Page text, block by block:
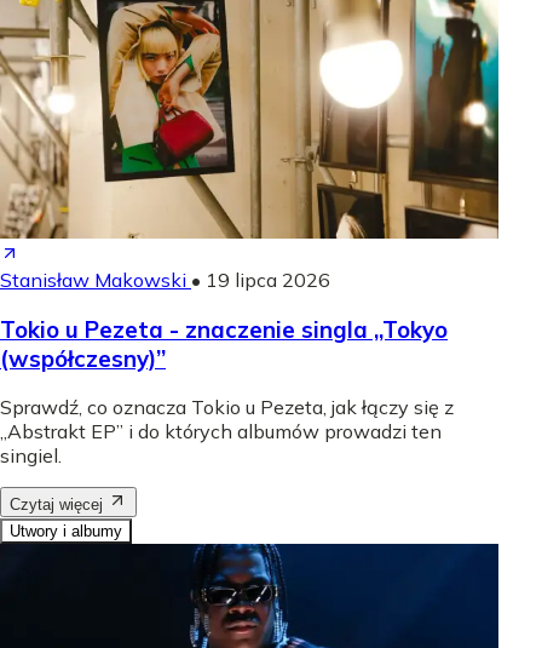
Stanisław Makowski • 19 lipca 2026
Tokio u Pezeta - znaczenie singla „Tokyo
(współczesny)”
Sprawdź, co oznacza Tokio u Pezeta, jak łączy się z
„Abstrakt EP” i do których albumów prowadzi ten
singiel.
Czytaj więcej
Utwory i albumy